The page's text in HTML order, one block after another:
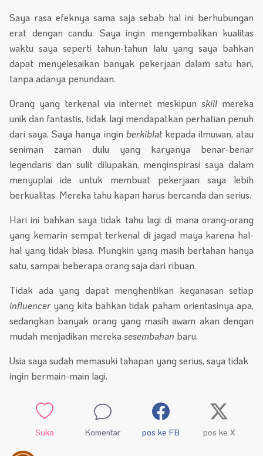
Saya rasa efeknya sama saja sebab hal ini berhubungan
erat dengan candu. Saya ingin mengembalikan kualitas
waktu saya seperti tahun-tahun lalu yang saya bahkan
dapat menyelesaikan banyak pekerjaan dalam satu hari,
tanpa adanya penundaan.
Orang yang terkenal via internet meskipunskill mereka
unik dan fantastis, tidak lagi mendapatkan perhatian penuh
dari saya. Saya hanya ingin berkiblatkepada ilmuwan, atau
seniman zaman dulu yang karyanya benar-benar
legendaris dan sulit dilupakan, menginspirasi saya dalam
menyuplai ide untuk membuat pekerjaan saya lebih
berkualitas. Mereka tahu kapan harus bercanda dan serius.
Hari ini bahkan saya tidak tahu lagi di mana orang-orang
yang kemarin sempat terkenal di jagad maya karena hal-
hal yang tidak biasa. Mungkin yang masih bertahan hanya
satu, sampai beberapa orang saja dari ribuan.
Tidak ada yang dapat menghentikan keganasan setiap
influenceryang kita bahkan tidak paham orientasinya apa,
sedangkan banyak orang yang masih awam akan dengan
mudah menjadikan merekasesembahan baru.
Usia saya sudah memasuki tahapan yang serius, saya tidak
ingin bermain-main lagi.
Suka Komentar pos ke FB pos ke X